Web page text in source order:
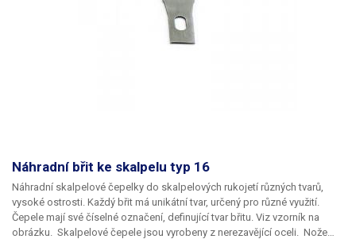
Náhradní břit ke skalpelu typ 16
Náhradní skalpelové čepelky do skalpelových rukojetí různých tvarů,
vysoké ostrosti. Každý břit má unikátní tvar, určený pro různé využití.
Čepele mají své číselné označení, definující tvar břitu. Viz vzorník na
obrázku. Skalpelové čepele jsou vyrobeny z nerezavějící oceli. Nože